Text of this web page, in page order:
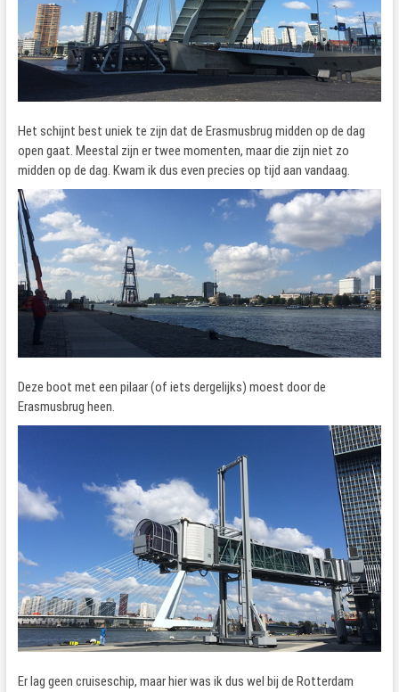
Het schijnt best uniek te zijn dat de Erasmusbrug midden op de dag
open gaat. Meestal zijn er twee momenten, maar die zijn niet zo
midden op de dag. Kwam ik dus even precies op tijd aan vandaag.
Deze boot met een pilaar (of iets dergelijks) moest door de
Erasmusbrug heen.
Er lag geen cruiseschip, maar hier was ik dus wel bij de Rotterdam